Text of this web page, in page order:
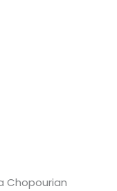
Chopourian